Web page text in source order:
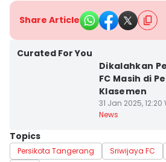
Share Article
Curated For You
Dikalahkan
FC Masih di
Klasemen
31 Jan 2025, 12:20
News
Topics
Persikota Tangerang Sriwijaya FC